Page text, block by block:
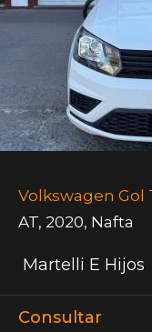
Volkswagen
AT, 2020, Nafta
Martelli E Hijos
Consultar